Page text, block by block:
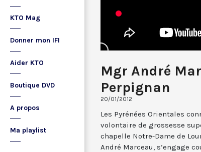
KTO Mag
Donner mon IFI
Aider KTO
Boutique DVD
A propos
Ma playlist
Mgr André
Perpignan
20/01/2012
Les Pyrénées Orientales
volontaire de grossesse
chapelle Notre-Dame de
André Marceau, s’engage